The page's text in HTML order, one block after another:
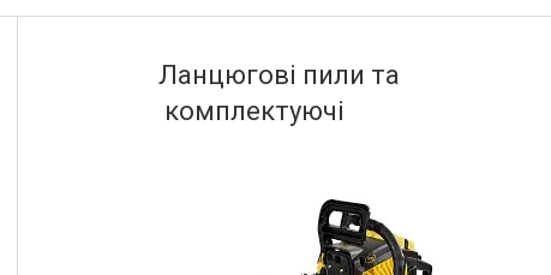
Ланцюгові пили та
комплектуючі